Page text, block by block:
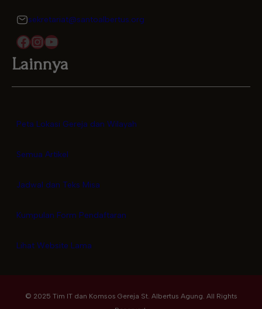
sekretariat@santoalbertus.org
Lainnya
Peta Lokasi Gereja dan Wilayah
Semua Artikel
Jadwal dan Teks Misa
Kumpulan Form Pendaftaran
Lihat Website Lama
© 2025 Tim IT dan Komsos Gereja St. Albertus Agung. All Rights